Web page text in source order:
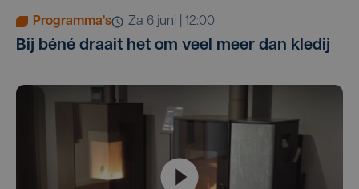
Programma's za 6 juni | 12:00
Bij béné draait het om veel meer dan kledij